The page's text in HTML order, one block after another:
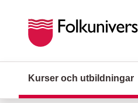
Kurser och utbildningar